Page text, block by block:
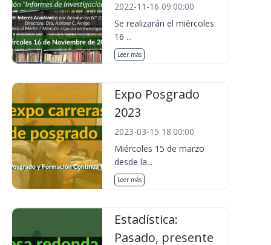
2022-11-16 09:00:00
Se realizarán el miércoles
16 ...
Leer más
Expo Posgrado
2023
2023-03-15 18:00:00
Miércoles 15 de marzo
desde la...
Leer más
Estadística:
Pasado, presente